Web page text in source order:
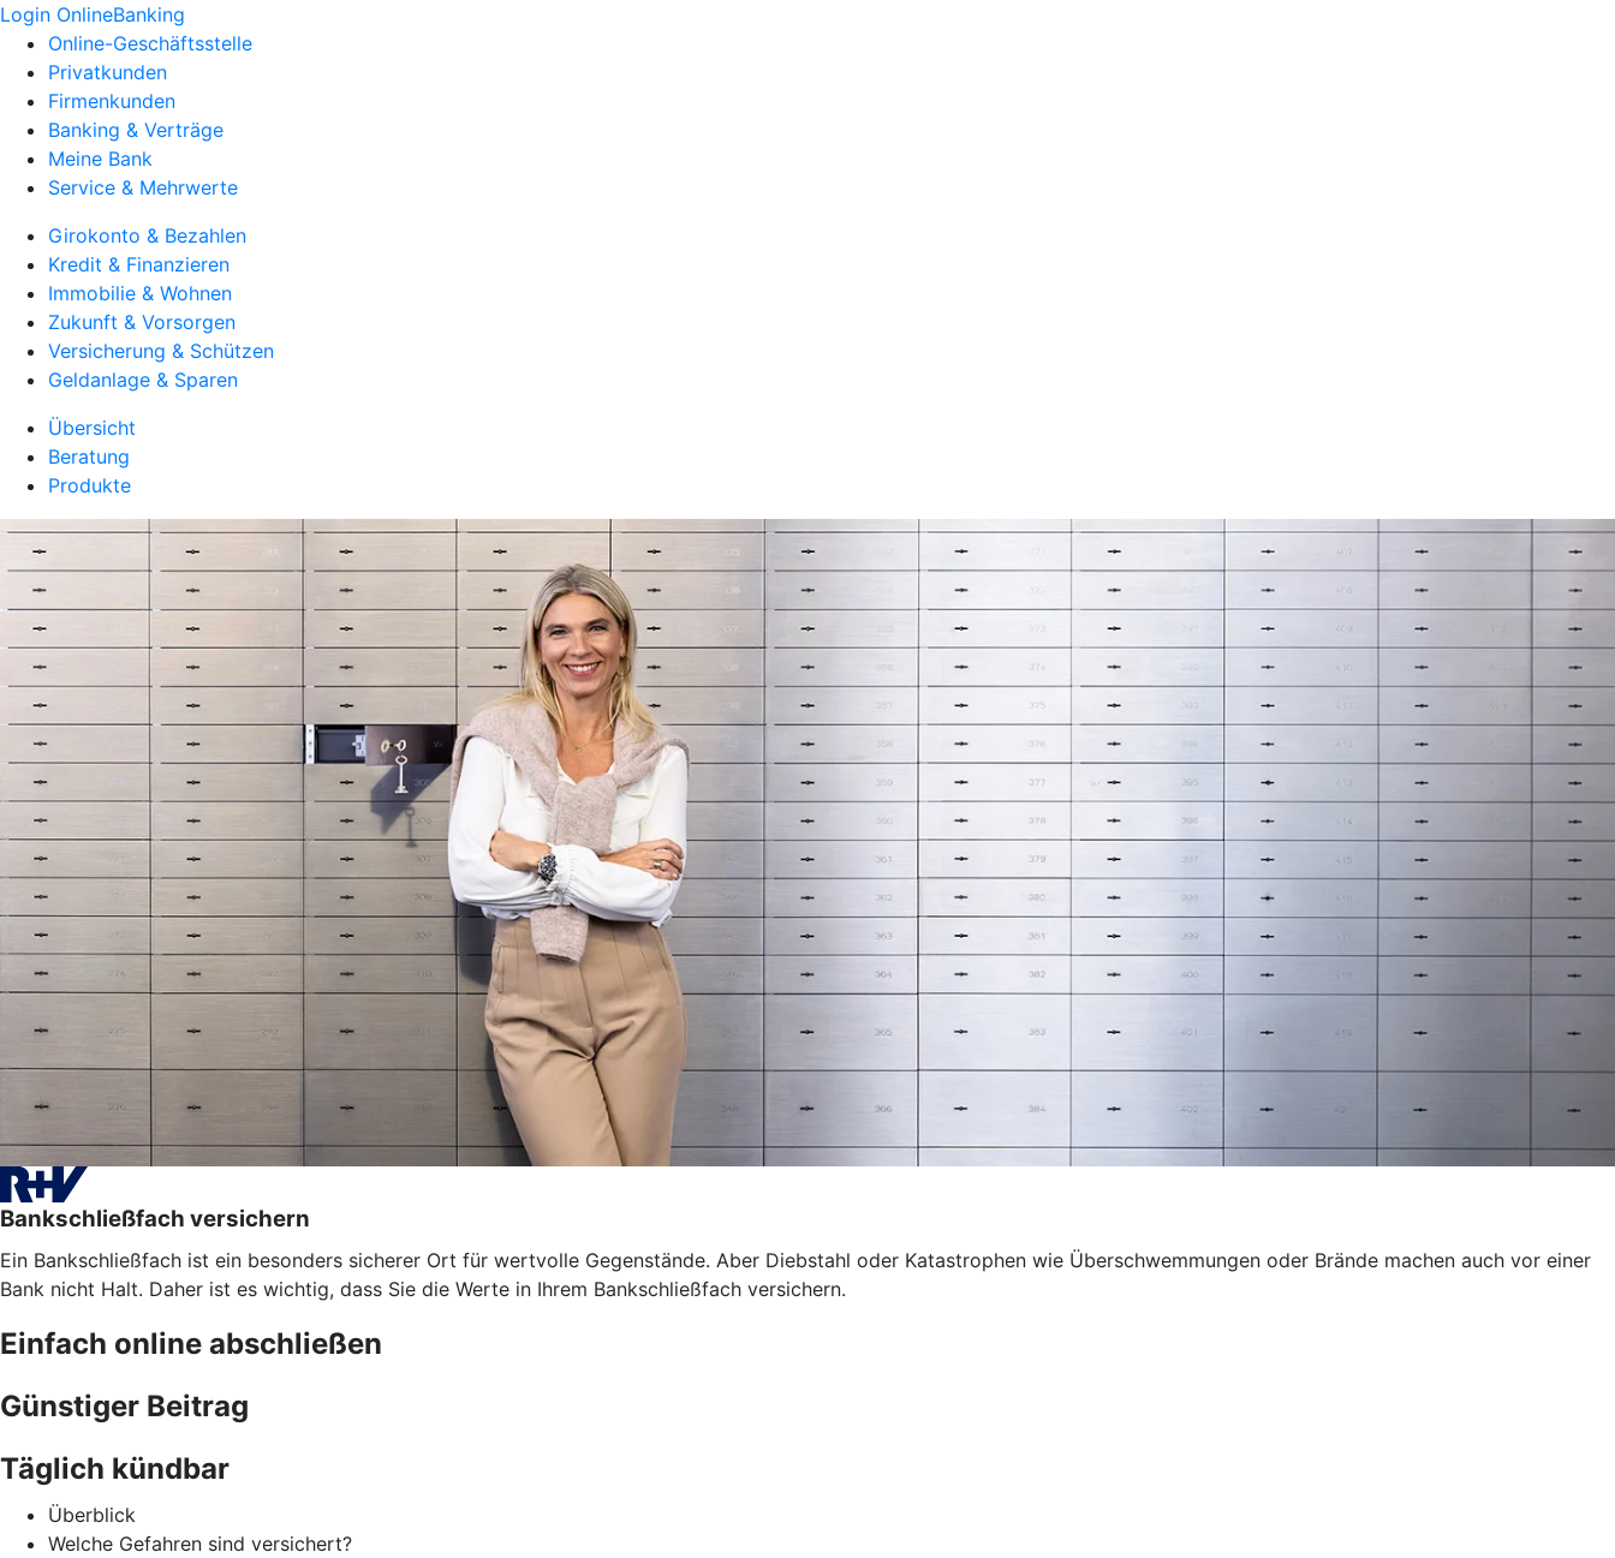
Login OnlineBanking
Online-Geschäftsstelle
Privatkunden
Firmenkunden
Banking & Verträge
Meine Bank
Service & Mehrwerte
Girokonto & Bezahlen
Kredit & Finanzieren
Immobilie & Wohnen
Zukunft & Vorsorgen
Versicherung & Schützen
Geldanlage & Sparen
Übersicht
Beratung
Produkte
Bankschließfach versichern
Ein Bankschließfach ist ein besonders sicherer Ort für wertvolle Gegenstände. Aber Diebstahl oder Katastrophen wie Überschwemmungen oder Brände machen auch vor einer
Bank nicht Halt. Daher ist es wichtig, dass Sie die Werte in Ihrem Bankschließfach versichern.
Einfach online abschließen
Günstiger Beitrag
Täglich kündbar
Überblick
Welche Gefahren sind versichert?